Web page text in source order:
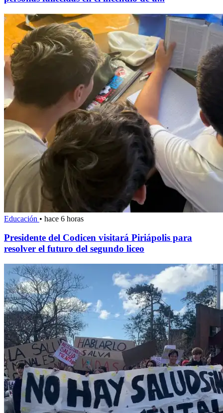
Educación • hace 6 horas
Presidente del Codicen visitará Piriápolis para
resolver el futuro del segundo liceo